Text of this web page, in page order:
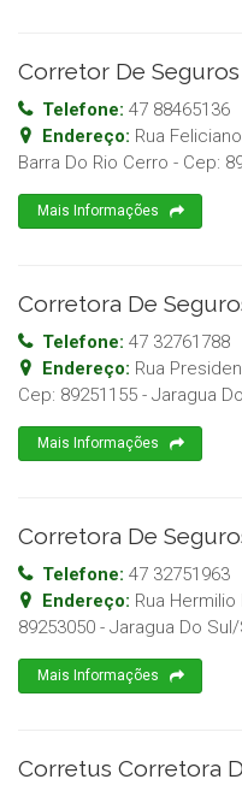
Corretor De
Telefone: 47 88465136
Endereço: Rua
Barra Do Rio Cerro - Cep:
Mais Informações
Corretora De
Telefone: 47 32761788
Endereço: Rua
Cep: 89251155 - Jaragua
Mais Informações
Corretora De
Telefone: 47 32751963
Endereço: Rua
89253050 - Jaragua Do Sul/
Mais Informações
Corretus Corretora